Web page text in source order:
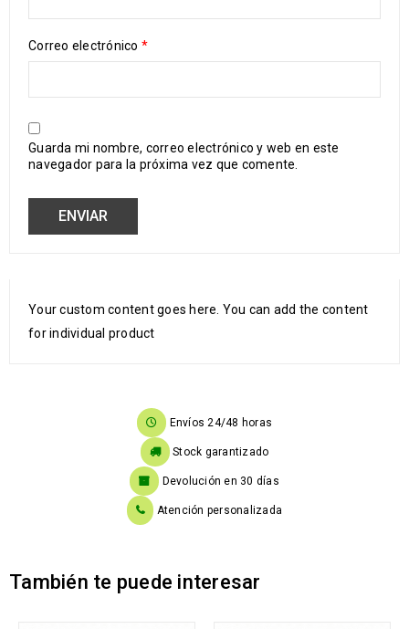
Correo electrónico *
Guarda mi nombre, correo electrónico y web en este
navegador para la próxima vez que comente.
Your custom content goes here. You can add the content
for individual product
Envíos 24/48 horas
Stock garantizado
Devolución en 30 días
Atención personalizada
También te puede interesar